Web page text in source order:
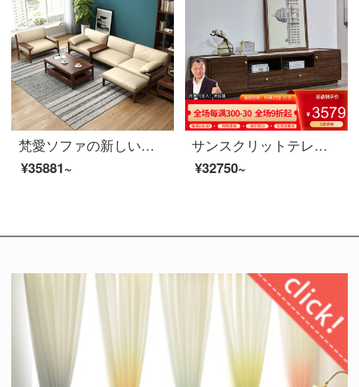
梵愛ソファの新しい中国式の木造フレームワークの皮の布ソファー北欧のスタイルの部屋の家具のシングルルームのセット+ダブルの席+足（2.62メートル）の皮の芸席のカバン（クルミの色のフレーム）
¥35881~
サンスクリットテレビキャビネット北米の黒いクルミの木の実木のテレビの箱の2.0メートルのアメリカ式のテレビキャビネットの客間の戸棚の映画とテレビの箱の暗いクルミの色のテレビの箱の8 K 01〓テレビの箱北米の暗いクルミの木
¥32750~